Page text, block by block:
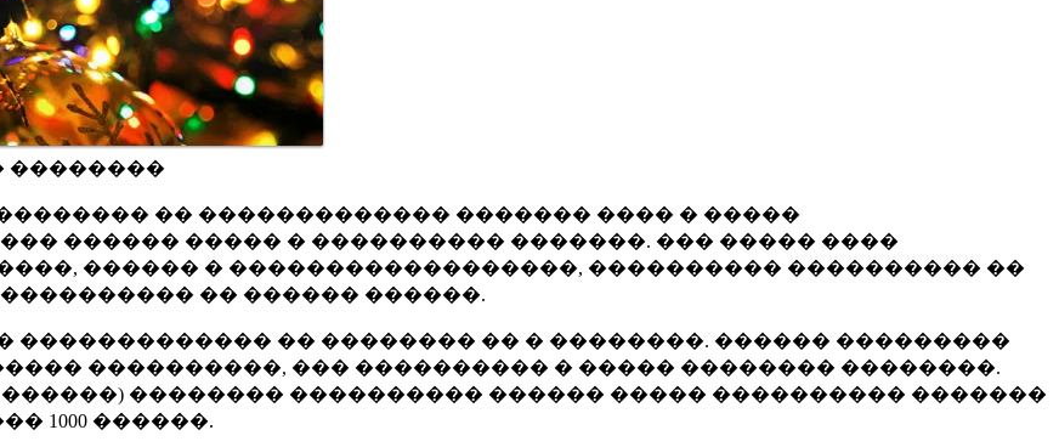
��������
�� ������������� ������� ���� � �����
������ ����� � ���������� �������. ��� ����� ����
������ � ������������������, ���������� ���������� ��
�� ������ ������.
������������� �� �������� �� � ��������. ������ ���������
����������, ��� ���������� � ����� �������� ��������.
�������� ���������� ������ ����� ���������� �������
1000 ������.